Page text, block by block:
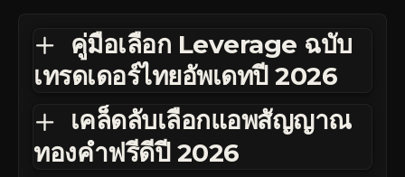
คู่มือเลือก Leverage ฉบับ
เทรดเดอร์ไทยอัพเดทปี 2026
เคล็ดลับเลือกแอพสัญญาณ
ทองคำฟรีดีปี 2026